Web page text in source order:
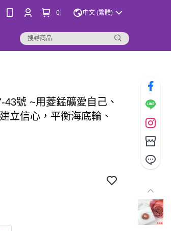
0 中文 (繁體)
號 ~用菱錳礦愛自己、
立信心，平衡海底輪、